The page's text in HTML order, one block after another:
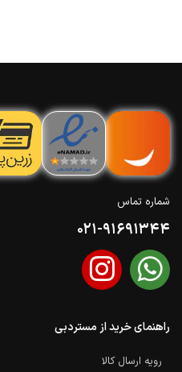
شماره تماس
021-91691344
راهنمای خرید از مستردبی
رویه ارسال کالا